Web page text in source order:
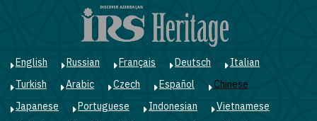
English Russian Français Deutsch
Italian
Turkish
Arabic Czech Español
Chinese
Japanese
Portuguese Indonesian
Vietnamese